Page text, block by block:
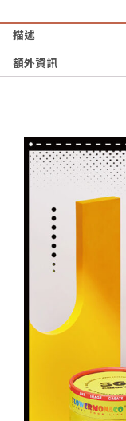
描述
額外資訊